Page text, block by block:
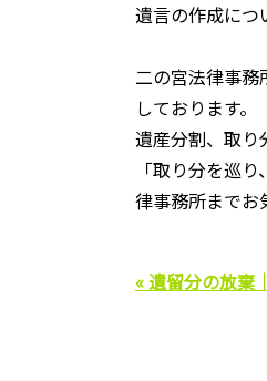
遺言の作成につ
二の宮法律事務
しております。
遺産分割、取り
「取り分を巡
律事務所までお
« 遺留分の放棄